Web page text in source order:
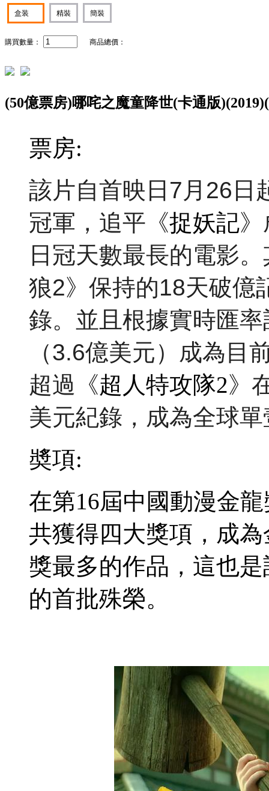
盒装 精裝 簡裝
購買數量： 商品總價：
(50億票房)哪咤之魔童降世(卡通版
票房:
該片自首映日7月26日
冠軍，追平《捉妖記
日冠天數最長的電影
狼2》保持的18天破億
錄。並且根據實時匯
（3.6億美元）成為目
超過《超人特攻隊2》
美元紀錄，成為全球
奬項:
在第16屆中國動漫金
共獲得四大獎項，成
獎最多的作品，這也
的首批殊榮。